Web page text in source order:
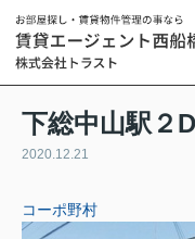
下総中山駅２
2020.12.21
コーポ野村